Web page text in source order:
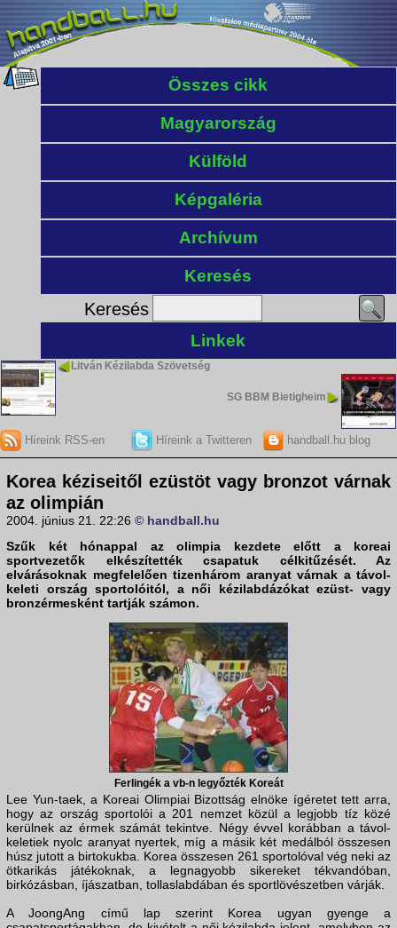
Összes cikk
Magyarország
Külföld
Képgaléria
Archívum
Keresés
Keresés
Linkek
Litván Kézilabda Szövetség
SG BBM Bietigheim
Híreink RSS-en Híreink a Twitteren handball.hu blog
Korea kéziseitől ezüstöt vagy bronzot várnak
az olimpián
2004. június 21. 22:26 © handball.hu
Szűk két hónappal az olimpia kezdete előtt a koreai
sportvezetők elkészítették csapatuk célkitűzését. Az
elvárásoknak megfelelően tizenhárom aranyat várnak a távol-
keleti ország sportolóitól, a női kézilabdázókat ezüst- vagy
bronzérmesként tartják számon.
Ferlingék a vb-n legyőzték Koreát
Lee Yun-taek, a Koreai Olimpiai Bizottság elnöke ígéretet tett arra,
hogy az ország sportolói a 201 nemzet közül a legjobb tíz közé
kerülnek az érmek számát tekintve. Négy évvel korábban a távol-
keletiek nyolc aranyat nyertek, míg a másik két medálból összesen
húsz jutott a birtokukba. Korea összesen 261 sportolóval vég neki az
ötkarikás játékoknak, a legnagyobb sikereket tékvandóban,
birkózásban, íjászatban, tollaslabdában és sportlövészetben várják.
A JoongAng című lap szerint Korea ugyan gyenge a